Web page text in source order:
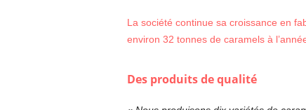
La société continue sa croissance en
environ 32 tonnes de caramels à
Des produits de qualité